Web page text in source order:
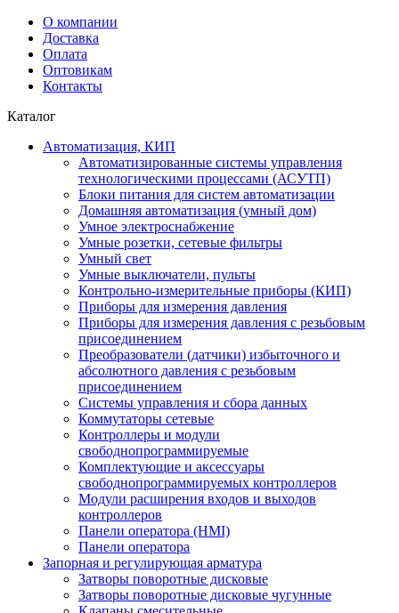
О компании
Доставка
Оплата
Оптовикам
Контакты
Каталог
Автоматизация, КИП
Автоматизированные системы управления
технологическими процессами (АСУТП)
Блоки питания для систем автоматизации
Домашняя автоматизация (умный дом)
Умное электроснабжение
Умные розетки, сетевые фильтры
Умный свет
Умные выключатели, пульты
Контрольно-измерительные приборы (КИП)
Приборы для измерения давления
Приборы для измерения давления с резьбовым
присоединением
Преобразователи (датчики) избыточного и
абсолютного давления с резьбовым
присоединением
Системы управления и сбора данных
Коммутаторы сетевые
Контроллеры и модули
свободнопрограммируемые
Комплектующие и аксессуары
свободнопрограммируемых контроллеров
Модули расширения входов и выходов
контроллеров
Панели оператора (HMI)
Панели оператора
Запорная и регулирующая арматура
Затворы поворотные дисковые
Затворы поворотные дисковые чугунные